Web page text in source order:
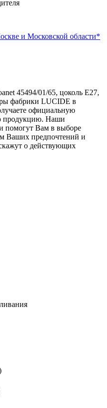
и Московской области*
45494/01/65, цоколь E27,
фабрики LUCIDE в
официальную
продукцию. Наши
помогут Вам в выборе
Ваших предпочтений и
о действующих